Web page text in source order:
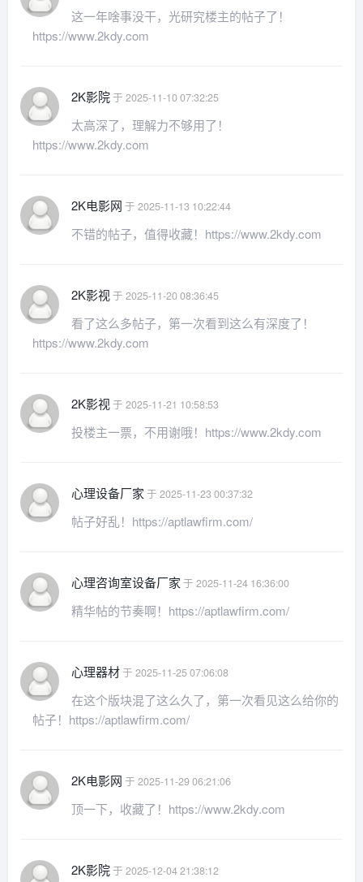
这一年啥事没干，光研究楼主的帖子了！
https://www.2kdy.com
2K影院于 2025-11-10 07:32:25
太高深了，理解力不够用了！
https://www.2kdy.com
2K电影网 于 2025-11-13 10:22:44
不错的帖子，值得收藏！https://www.2kdy.com
2K影视于 2025-11-20 08:36:45
看了这么多帖子，第一次看到这么有深度了！
https://www.2kdy.com
2K影视于 2025-11-21 10:58:53
投楼主一票，不用谢哦！https://www.2kdy.com
心理设备厂家 于 2025-11-23 00:37:32
帖子好乱！https://aptlawfirm.com/
心理咨询室设备厂家 于 2025-11-24 16:36:00
精华帖的节奏啊！https://aptlawfirm.com/
心理器材于 2025-11-25 07:06:08
在这个版块混了这么久了，第一次看见这么给你的
帖子！https://aptlawfirm.com/
2K电影网 于 2025-11-29 06:21:06
顶一下，收藏了！https://www.2kdy.com
2K影院于 2025-12-04 21:38:12